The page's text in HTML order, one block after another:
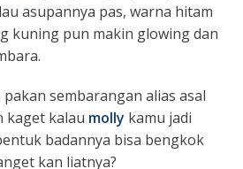
asupannya pas, warna hitam
kuning pun makin glowingdan
sembarangan alias asal
kaget kalau molly kamu jadi
badannya bisa bengkok
kan liatnya?